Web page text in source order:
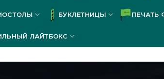
БУКЛЕТНИЦЫ ПЕЧАТЬ
ЛАЙТБОКС